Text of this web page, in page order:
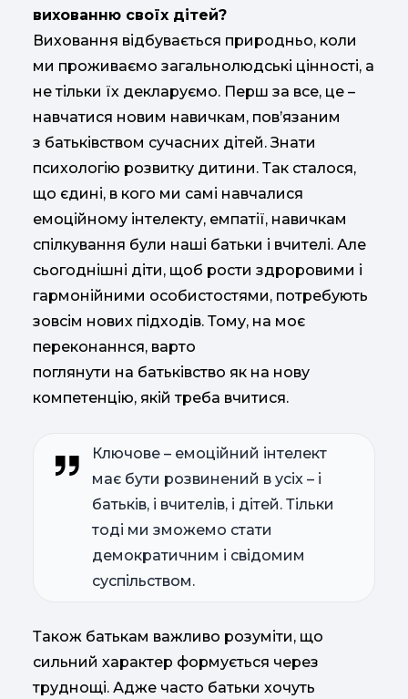
вихованню своїх дітей?
Виховання відбувається природньо, коли
ми проживаємо загальнолюдські цінності, а
не тільки їх декларуємо. Перш за все, це –
навчатися новим навичкам, пов’язаним
з батьківством сучасних дітей. Знати
психологію розвитку дитини. Так сталося,
що єдині, в кого ми самі навчалися
емоційному інтелекту, емпатії, навичкам
спілкування були наші батьки і вчителі. Але
сьогоднішні діти, щоб рости здроровими і
гармонійними особистостями, потребують
зовсім нових підходів. Тому, на моє
переконаннся, варто
поглянути на батьківство як на нову
компетенцію, якій треба вчитися.
Ключове – емоційний інтелект
має бути розвинений в усіх – і
батьків, і вчителів, і дітей. Тільки
тоді ми зможемо стати
демократичним і свідомим
суспільством.
Також батькам важливо розуміти, що
сильний характер формується через
труднощі. Адже часто батьки хочуть